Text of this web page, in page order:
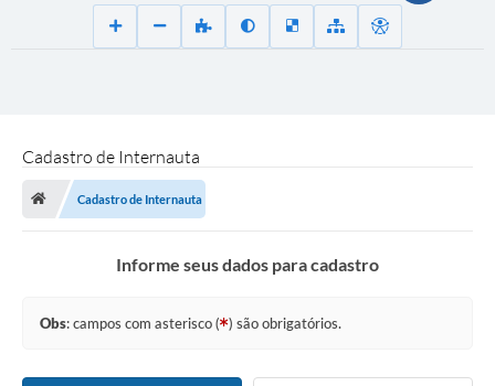
Cadastro de Internauta
Cadastro de Internauta
Informe seus dados para cadastro
Obs: campos com asterisco ( ) são obrigatórios.